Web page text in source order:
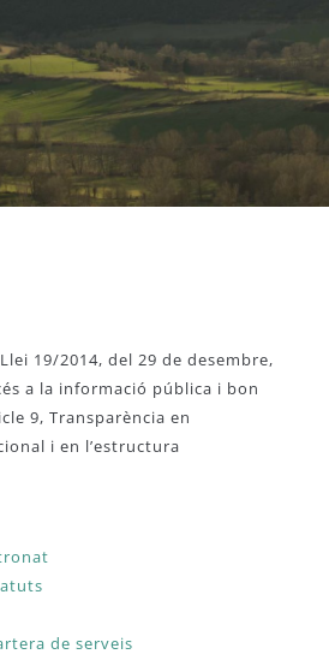
19/2014, del 29 de desembre,
a la informació pública i bon
9, Transparència en
i en l’estructura
de serveis